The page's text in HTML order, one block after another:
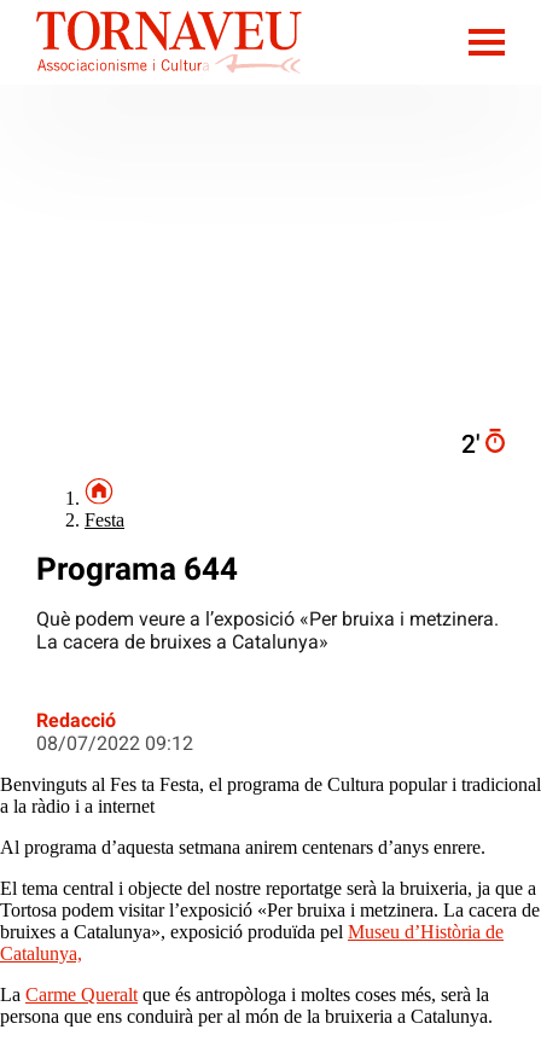
2′
Festa
Programa 644
Què podem veure a l’exposició «Per bruixa i metzinera.
La cacera de bruixes a Catalunya»
Redacció
08/07/2022 09:12
Benvinguts al Fes ta Festa, el programa de Cultura popular i tradicional
a la ràdio i a internet
Al programa d’aquesta setmana anirem centenars d’anys enrere.
El tema central i objecte del nostre reportatge serà la bruixeria, ja que a
Tortosa podem visitar l’exposició «Per bruixa i metzinera. La cacera de
bruixes a Catalunya», exposició produïda pel Museu d’Història de
Catalunya,
La Carme Queraltque és antropòloga i moltes coses més, serà la
persona que ens conduirà per al món de la bruixeria a Catalunya.